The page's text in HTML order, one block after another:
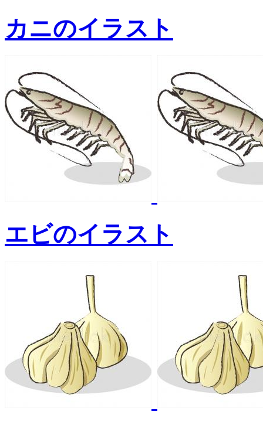
カニのイラスト
エビのイラスト